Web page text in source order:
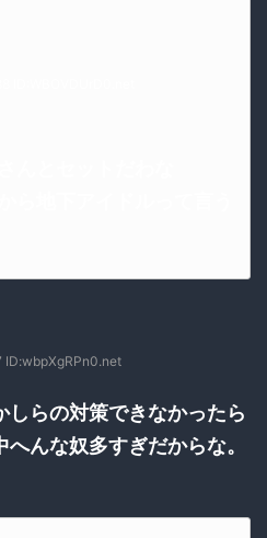
ID:wbpXgRPn0.net
らの対策できなかったら
んな奴多すぎだからな。